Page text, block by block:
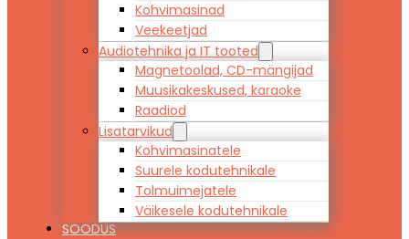
Kohvimasinad
Veekeetjad
Audiotehnika ja IT tooted
Magnetoolad, CD-mängijad
Muusikakeskused, karaoke
Raadiod
Lisatarvikud
Kohvimasinatele
Suurele kodutehnikale
Tolmuimejatele
Väikesele kodutehnikale
SOODUS